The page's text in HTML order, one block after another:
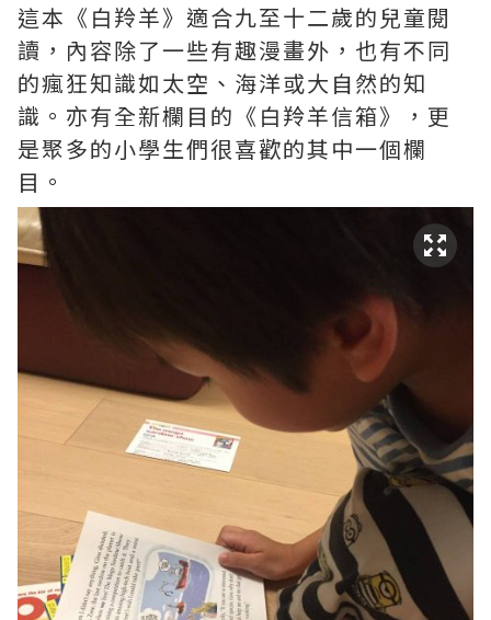
這本《白羚羊》適合九至十二歲的兒童閱
讀，內容除了一些有趣漫畫外，也有不同
的瘋狂知識如太空、海洋或大自然的知
識。亦有全新欄目的《白羚羊信箱》，更
是聚多的小學生們很喜歡的其中一個欄
目。